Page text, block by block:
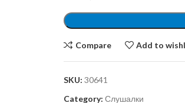
Compare Add to
SKU: 30641
Category: Слушалки